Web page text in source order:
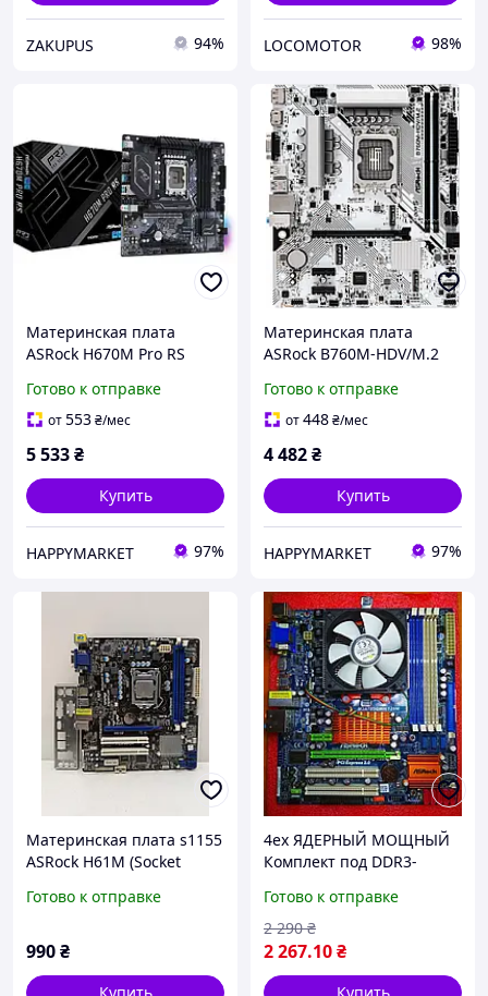
ZAKUPUS 94% LOCOMOTOR 98%
Материнская плата
ASRock H670M Pro RS
Готово к отправке
от553₴/мес
5 533₴
Купить
HAPPYMARKET 97%
Материнская плата
ASRock B760M-HDV/M.2
Готово к отправке
от448₴/мес
4 482₴
Купить
HAPPYMARKET 97%
Материнская плата s1155
ASRock H61M (Socket
Готово к отправке
990₴
4ех ЯДЕРНЫЙ МОЩНЫЙ
Комплект под DDR3-
II X4 955 BLACK EDITION (
4 ЯДРА по 3.2 GHZ) +Плата
Готово к отправке
2 267.10₴
2 290 ₴